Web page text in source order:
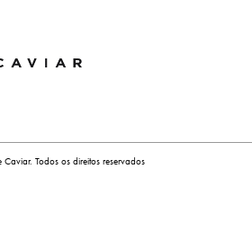
Todos os direitos reservados